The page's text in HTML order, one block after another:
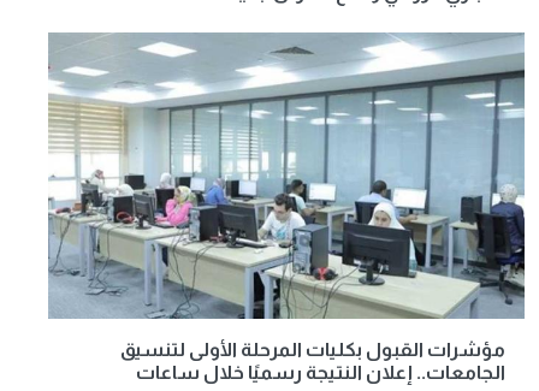
مؤشرات القبول بكليات المرحلة الأولى لتنسيق
الجامعات.. إعلان النتيجة رسميًا خلال ساعات